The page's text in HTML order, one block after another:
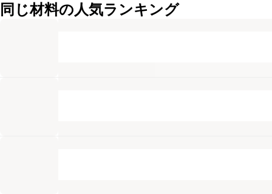
同じ材料の人気ランキング